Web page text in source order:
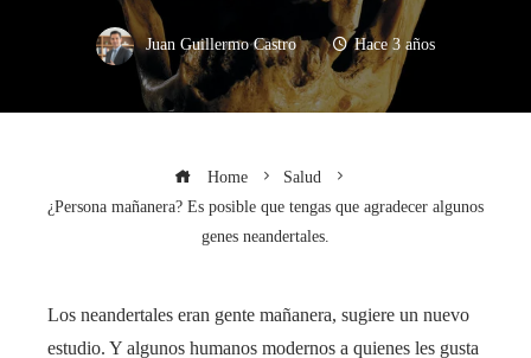
Juan Guillermo Castro Hace 3 años
Home
Salud
¿Persona mañanera? Es posible que tengas que agradecer algunos
genes neandertales.
Los neandertales eran gente mañanera, sugiere un nuevo
estudio. Y algunos humanos modernos a quienes les gusta